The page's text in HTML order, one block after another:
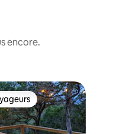
encore.
les plus appréciés